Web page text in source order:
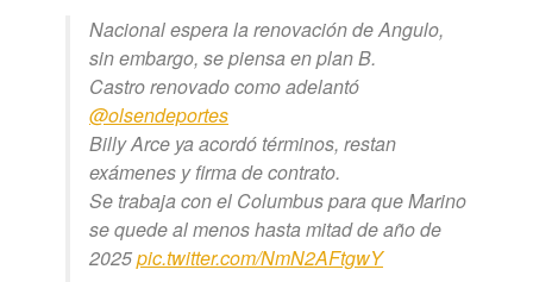
Nacional espera la renovación de Angulo,
sin embargo, se piensa en plan B.
Castro renovado como adelantó
@olsendeportes
Billy Arce ya acordó términos, restan
exámenes y firma de contrato.
Se trabaja con el Columbus para que Marino
se quede al menos hasta mitad de año de
2025pic.twitter.com/NmN2AFtgwY